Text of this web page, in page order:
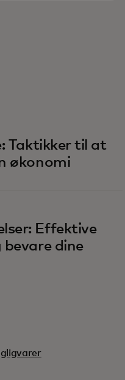
Taktikker til at
økonomi
Effektive
dine